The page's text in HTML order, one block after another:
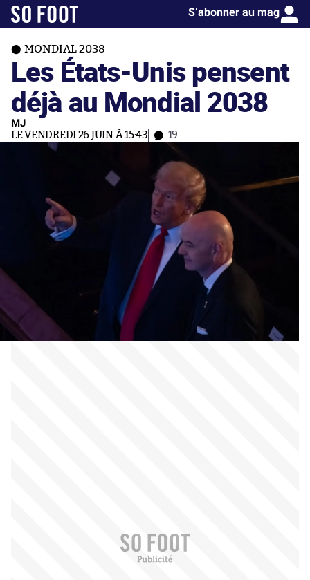
S’abonner au mag
MONDIAL 2038
Les États-Unis pensent
déjà au Mondial 2038
MJ
LE VENDREDI 26 JUIN À 15:43 19